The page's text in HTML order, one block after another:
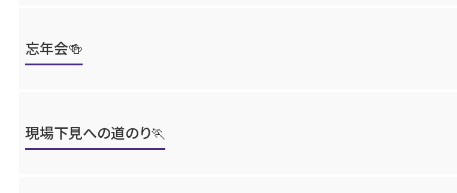
忘年会🍻
現場下見への道のり🏃